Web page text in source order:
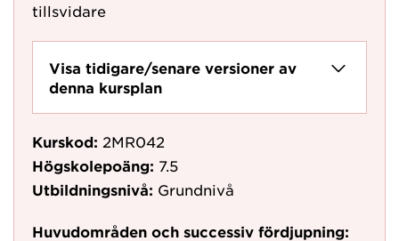
tillsvidare
Visa tidigare/senare versioner av
denna kursplan
Kurskod: 2MR042
Högskolepoäng: 7.5
Utbildningsnivå: Grundnivå
Huvudområden och successiv fördjupning: